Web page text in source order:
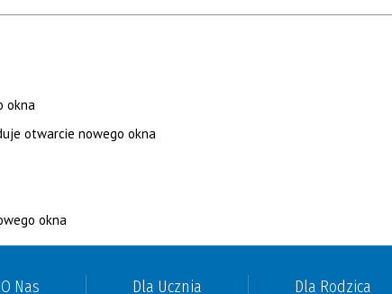
O Nas Dla Ucznia Dla Rodzica